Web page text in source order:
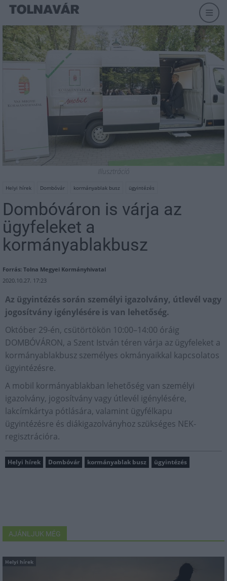
Illusztráció
Helyi hírek Dombóvár kormányablak busz ügyintézés
Dombóváron is várja az
ügyfeleket a
kormányablakbusz
Forrás: Tolna Megyei Kormányhivatal
2020.10.27. 17:23
Az ügyintézés során személyi igazolvány, útlevél vagy
jogosítvány igénylésére is van lehetőség.
Október 29-én, csütörtökön 10:00–14:00 óráig
DOMBÓVÁRON, a Szent István téren várja az ügyfeleket a
kormányablakbusz személyes okmányaikkal kapcsolatos
ügyintézésre.
A mobil kormányablakban lehetőség van személyi
igazolvány, jogosítvány vagy útlevél igénylésére,
lakcímkártya pótlására, valamint ügyfélkapu
ügyintézésre és diákigazolványhoz szükséges NEK-
regisztrációra.
Helyi hírek Dombóvár kormányablak busz ügyintézés
AJÁNLJUK MÉG
Helyi hírek